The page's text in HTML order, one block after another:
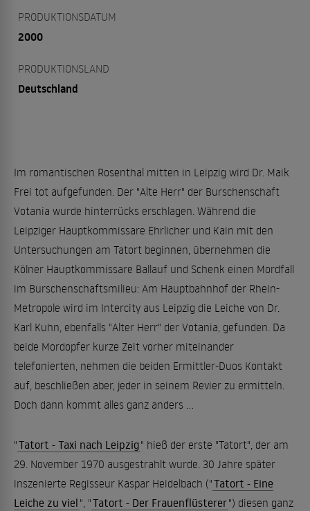
PRODUKTIONSDATUM
2000
PRODUKTIONSLAND
Deutschland
Im romantischen Rosenthal mitten in Leipzig wird Dr. Maik
Frei tot aufgefunden. Der "Alte Herr" der Burschenschaft
Votania wurde hinterrücks erschlagen. Während die
Leipziger Hauptkommissare Ehrlicher und Kain mit den
Untersuchungen am Tatort beginnen, übernehmen die
Kölner Hauptkommissare Ballauf und Schenk einen Mordfall
im Burschenschaftsmilieu: Am Hauptbahnhof der Rhein-
Metropole wird im Intercity aus Leipzig die Leiche von Dr.
Karl Kuhn, ebenfalls "Alter Herr" der Votania, gefunden. Da
beide Mordopfer kurze Zeit vorher miteinander
telefonierten, nehmen die beiden Ermittler-Duos Kontakt
auf, beschließen aber, jeder in seinem Revier zu ermitteln.
Doch dann kommt alles ganz anders ...
"Tatort - Taxi nach Leipzig" hieß der erste "Tatort", der am
29. November 1970 ausgestrahlt wurde. 30 Jahre später
inszenierte Regisseur Kaspar Heidelbach ("Tatort - Eine
Leiche zu viel ", "Tatort - Der Frauenflüsterer") diesen ganz